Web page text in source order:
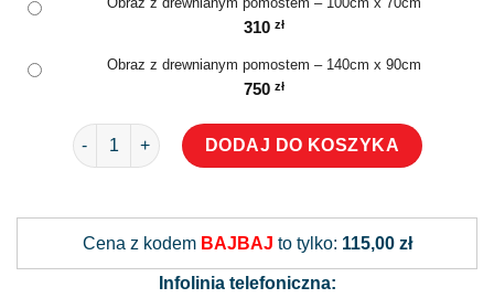
310 zł
Obraz z drewnianym pomostem – 140cm x 90cm
750 zł
ilość Obraz z drewnianym pomostem
DODAJ DO KOSZYKA
Cena z kodem BAJBAJ to tylko: 115,00 zł
Infolinia telefoniczna: